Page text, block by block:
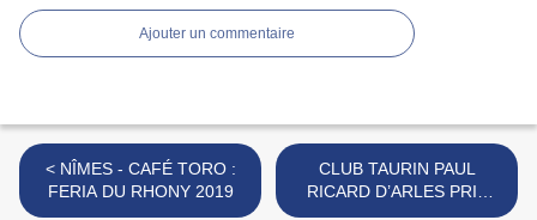
Ajouter un commentaire
< NÎMES - CAFÉ TORO :
FERIA DU RHONY 2019
CLUB TAURIN PAUL
RICARD D’ARLES PRIX
FERIA DE PÂQUES 2019 >